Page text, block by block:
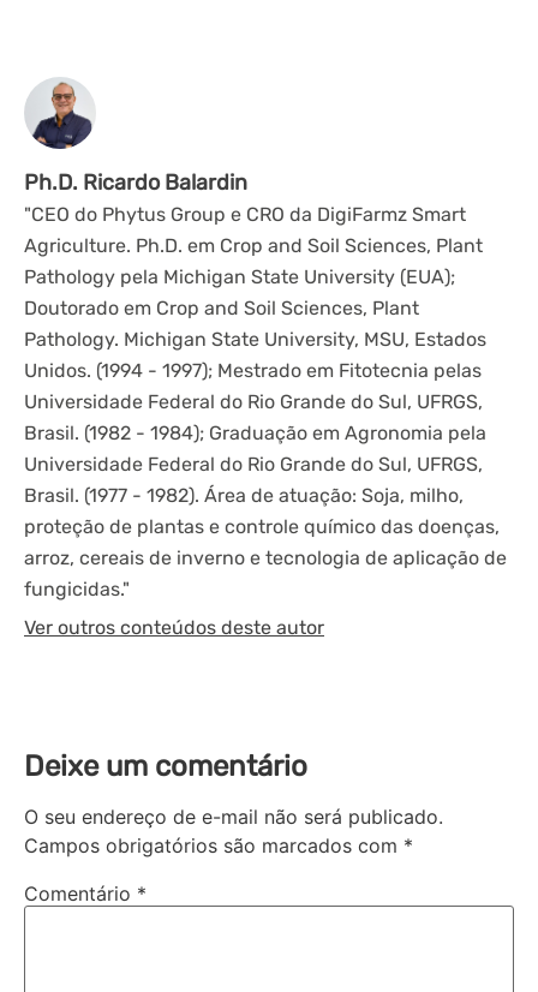
Ph.D. Ricardo Balardin
"CEO do Phytus Group e CRO da DigiFarmz Smart
Agriculture. Ph.D. em Crop and Soil Sciences, Plant
Pathology pela Michigan State University (EUA);
Doutorado em Crop and Soil Sciences, Plant
Pathology. Michigan State University, MSU, Estados
Unidos. (1994 - 1997); Mestrado em Fitotecnia pelas
Universidade Federal do Rio Grande do Sul, UFRGS,
Brasil. (1982 - 1984); Graduação em Agronomia pela
Universidade Federal do Rio Grande do Sul, UFRGS,
Brasil. (1977 - 1982). Área de atuação: Soja, milho,
proteção de plantas e controle químico das doenças,
arroz, cereais de inverno e tecnologia de aplicação de
fungicidas."
Ver outros conteúdos deste autor
Deixe um comentário
O seu endereço de e-mail não será publicado.
Campos obrigatórios são marcados com *
Comentário *